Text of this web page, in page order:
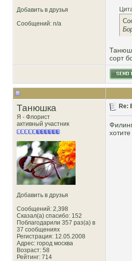
Добавить в друзья
Сообщений: n/a
сорт
Танюшка
Я - Флорист
активный участник
Добавить в друзья
Сообщений: 2,398
Сказал(а) спасибо: 152
Поблагодарили 357 раз(а) в
37 сообщениях
Регистрация: 12.05.2008
Адрес: город москва
Возраст: 58
Рейтинг: 714
Re: